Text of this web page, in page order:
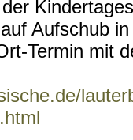
Aufschub
Termin mit